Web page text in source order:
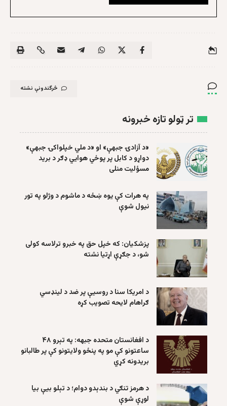
څرگندونې نشته
تر ټولو تازه خبرونه
«د آزادۍ جبهې» او «د ملي خپلواکۍ جبهې»
دواړو د کابل پر پوځي هوايي ډګر د برید
مسؤلیت منلی
په هرات کې یوه ښځه د ماشوم د وژلو په تور
نیول شوې
پزشکیان: که خپل حق په خبرو ترلاسه کولی
شو، د جګړې اړتیا نشته
د امریکا سنا د روسیې پر ضد د لینډسي
ګراهام لایحه تصویب کړه
د افغانستان متحده جبهه: په تېرو ۴۸
ساعتونو کې مو په پنځو ولایتونو کې پر طالبانو
بریدونه کړي
د هرمز تنګي د بندېدو دوام؛ د تېلو بیې بیا
لوړې شوې